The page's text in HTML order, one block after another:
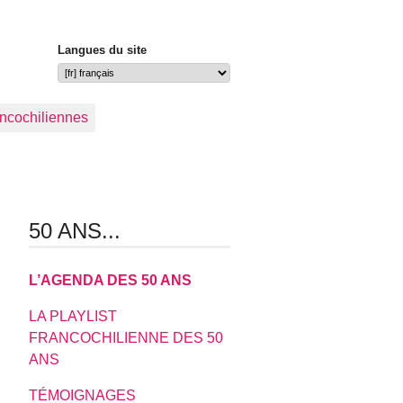
Langues du site
50 ANS...
L’AGENDA DES 50 ANS
LA PLAYLIST
FRANCOCHILIENNE DES 50
ANS
TÉMOIGNAGES